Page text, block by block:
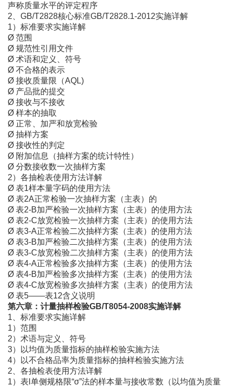
声称质量水平的评定程序
2、GB/T2828核心标准GB/T2828.1-2012实施详解
1）标准要求实施详解
Ø 范围
Ø 规范性引用文件
Ø 术语和定义、符号
Ø 不合格的表示
Ø 接收质量限（AQL)
Ø 产品批的提交
Ø 接收与不接收
Ø 样本的抽取
Ø 正常、加严和放宽检验
Ø 抽样方案
Ø 接收性的判定
Ø 附加信息（抽样方案的统计特性）
Ø 分数接收数一次抽样方案
2）各抽检表使用方法详解
Ø 表1样本量字码的使用方法
Ø 表2A正常检验一次抽样方案（主表）的
Ø 表2-B加严检验一次抽样方案（主表）的使用方法
Ø 表2-C放宽检验一次抽样方案（主表）的使用方法
Ø 表3-A正常检验二次抽样方案（主表）的使用方法
Ø 表3-B加严检验二次抽样方案（主表）的使用方法
Ø 表3-C放宽检验二次抽样方案（主表）的使用方法
Ø 表4-A正常检验多次抽样方案（主表）的使用方法
Ø 表4-B加严检验多次抽样方案（主表）的使用方法
Ø 表4-C放宽检验多次抽样方案（主表）的使用方法
Ø 表5——表12含义说明
第六章：计量抽样检验GB/T8054-2008实施详解
1、标准要求实施详解
1）范围
2）术语与定义、符号
3）以均值为质量指标的抽样检验实施方法
4）以不合格品率为质量指标的抽样检验实施方法
2、各抽检表使用方法详解
1）表l单侧规格限“σ”法的样本量与接收常数（以均值为质量